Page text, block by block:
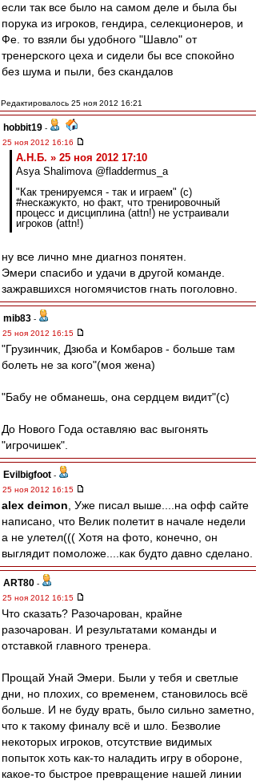
если так все было на самом деле и была бы
порука из игроков, гендира, селекционеров, и
Фе. то взяли бы удобного "Шавло" от
тренерского цеха и сидели бы все спокойно
без шума и пыли, без скандалов
Редактировалось 25 ноя 2012 16:21
hobbit19 -
25 ноя 2012 16:16
А.Н.Б. » 25 ноя 2012 17:10
Asya Shalimova @fladdermus_a
"Как тренируемся - так и играем" (с)
#нескажукто, но факт, что тренировочный
процесс и дисциплина (attn!) не устраивали
игроков (attn!)
ну все лично мне диагноз понятен.
Эмери спасибо и удачи в другой команде.
зажравшихся ногомячистов гнать поголовно.
mib83 -
25 ноя 2012 16:15
"Грузинчик, Дзюба и Комбаров - больше там
болеть не за кого"(моя жена)
"Бабу не обманешь, она сердцем видит"(с)
До Нового Года оставляю вас выгонять
"игрочишек".
Evilbigfoot -
25 ноя 2012 16:15
alex deimon , Уже писал выше....на офф сайте
написано, что Велик полетит в начале недели
а не улетел((( Хотя на фото, конечно, он
выглядит помоложе....как будто давно сделано.
ART80 -
25 ноя 2012 16:15
Что сказать? Разочарован, крайне
разочарован. И результатами команды и
отставкой главного тренера.
Прощай Унай Эмери. Были у тебя и светлые
дни, но плохих, со временем, становилось всё
больше. И не буду врать, было сильно заметно,
что к такому финалу всё и шло. Безволие
некоторых игроков, отсутствие видимых
попыток хоть как-то наладить игру в обороне,
какое-то быстрое превращение нашей линии